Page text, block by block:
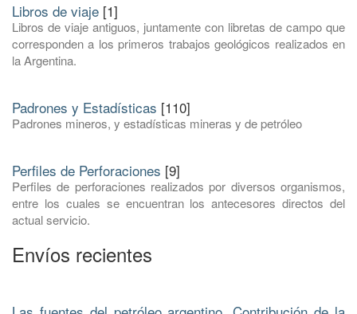
Libros de viaje [1]
Libros de viaje antiguos, juntamente con libretas de campo que
corresponden a los primeros trabajos geológicos realizados en
la Argentina.
Padrones y Estadísticas [110]
Padrones mineros, y estadísticas mineras y de petróleo
Perfiles de Perforaciones [9]
Perfiles de perforaciones realizados por diversos organismos,
entre los cuales se encuentran los antecesores directos del
actual servicio.
Envíos recientes